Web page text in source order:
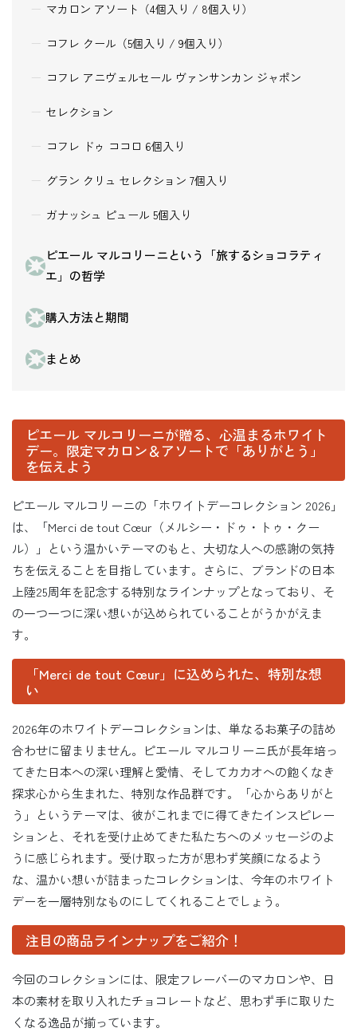
マカロン アソート（4個入り / 8個入り）
コフレ クール（5個入り / 9個入り）
コフレ アニヴェルセール ヴァンサンカン ジャポン
セレクション
コフレ ドゥ ココロ 6個入り
グラン クリュ セレクション 7個入り
ガナッシュ ピュール 5個入り
ピエール マルコリーニという「旅するショコラティ
エ」の哲学
購入方法と期間
まとめ
ピエール マルコリーニが贈る、心温まるホワイト
デー。限定マカロン＆アソートで「ありがとう」
を伝えよう
ピエール マルコリーニの「ホワイトデーコレクション 2026」
は、「Merci de tout Cœur（メルシー・ドゥ・トゥ・クー
ル）」という温かいテーマのもと、大切な人への感謝の気持
ちを伝えることを目指しています。さらに、ブランドの日本
上陸25周年を記念する特別なラインナップとなっており、そ
の一つ一つに深い想いが込められていることがうかがえま
す。
「Merci de tout Cœur」に込められた、特別な想
い
2026年のホワイトデーコレクションは、単なるお菓子の詰め
合わせに留まりません。ピエール マルコリーニ氏が長年培っ
てきた日本への深い理解と愛情、そしてカカオへの飽くなき
探求心から生まれた、特別な作品群です。「心からありがと
う」というテーマは、彼がこれまでに得てきたインスピレー
ションと、それを受け止めてきた私たちへのメッセージのよ
うに感じられます。受け取った方が思わず笑顔になるよう
な、温かい想いが詰まったコレクションは、今年のホワイト
デーを一層特別なものにしてくれることでしょう。
注目の商品ラインナップをご紹介！
今回のコレクションには、限定フレーバーのマカロンや、日
本の素材を取り入れたチョコレートなど、思わず手に取りた
くなる逸品が揃っています。